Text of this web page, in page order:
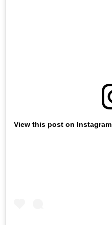
View this post on Instagram